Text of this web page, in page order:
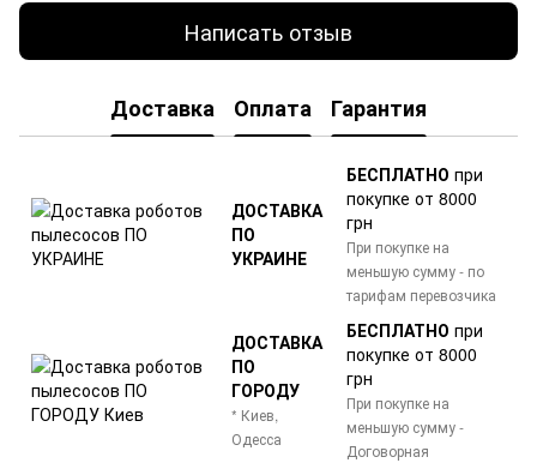
Написать отзыв
Доставка Оплата Гарантия
ДОСТАВКА
ПО
УКРАИНЕ
БЕСПЛАТНО при
покупке от 8000
грн
При покупке на
меньшую сумму - по
тарифам перевозчика
ДОСТАВКА
ПО
ГОРОДУ
* Киев,
Одесса
БЕСПЛАТНО при
покупке от 8000
грн
При покупке на
меньшую сумму -
Договорная